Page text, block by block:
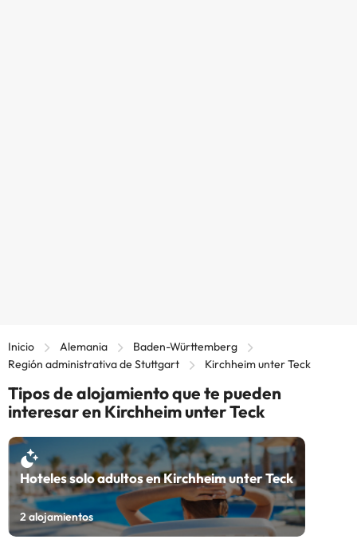
Inicio Alemania
Baden-Württemberg
Región administrativa de Stuttgart
Kirchheim unter Teck
Tipos de alojamiento que te pueden
interesar en Kirchheim unter Teck
Hoteles solo adultos en Kirchheim unter Teck
2 alojamientos